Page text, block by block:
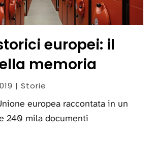
europei: il
memoria
| Storie
europea raccontata in un
240 mila documenti